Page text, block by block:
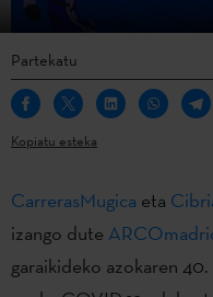
Partekatu
Kopiatu esteka
CarrerasMugica eta
izango dute
garaikideko azokaren